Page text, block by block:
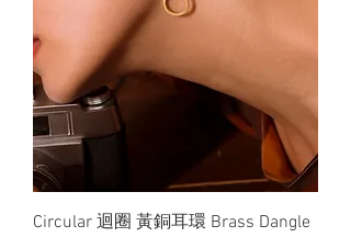
Circular 迴圈 黃銅耳環 Brass Dangle